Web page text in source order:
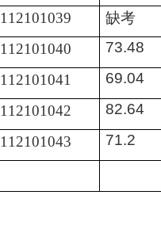
112101039
缺考
112101040 73.48
112101041 69.04
112101042 82.64
112101043 71.2